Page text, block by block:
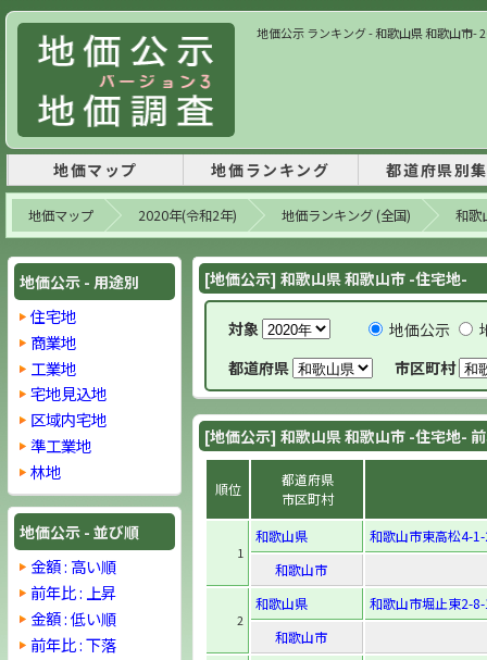
地価公示 ランキング - 和歌山県 和歌山市-
地価マップ 地価ランキング 都道府県別
地価マップ 2020年(令和2年) 地価ランキング (全国) 和歌
地価公示 - 用途別
住宅地
商業地
工業地
宅地見込地
区域内宅地
準工業地
林地
地価公示 - 並び順
金額 : 高い順
前年比 : 上昇
金額 : 低い順
前年比 : 下落
[地価公示] 和歌山県 和歌山市 -住宅地-
対象 地価公示
都道府県
市区町村
[地価公示] 和歌山県 和歌山市 -住宅地-
順位
都道府県
市区町村
1
和歌山県
和歌山市東高松4-
和歌山市
2
和歌山県
和歌山市堀止東2-
和歌山市